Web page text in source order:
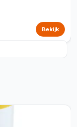
Bekijk